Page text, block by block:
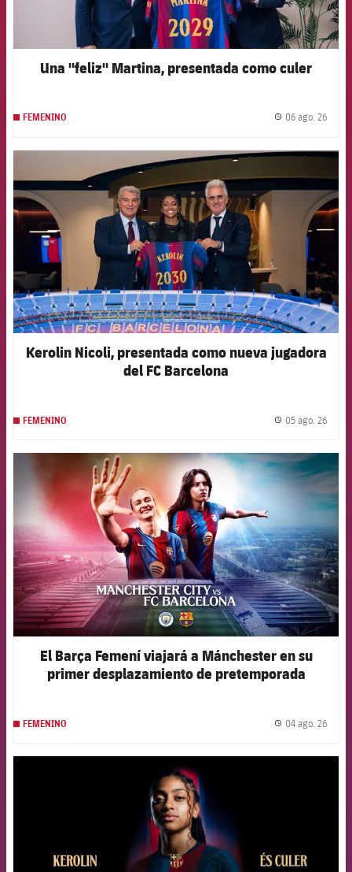
Una "feliz" Martina, presentada como culer
FEMENINO 06 ago. 26
FCB Barcelona badge
Kerolin Nicoli, presentada como nueva jugadora
del FC Barcelona
FEMENINO 05 ago. 26
FCB Barcelona badge
El Barça Femení viajará a Mánchester en su
primer desplazamiento de pretemporada
FEMENINO 04 ago. 26